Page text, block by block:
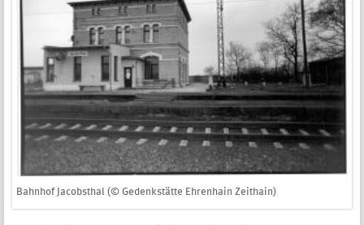
Bahnhof Jacobsthal (© Gedenkstätte Ehrenhain Zeithain)